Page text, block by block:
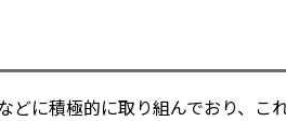
に積極的に取り組んでおり、